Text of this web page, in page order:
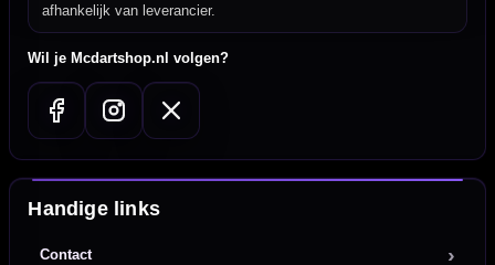
afhankelijk van leverancier.
Wil je Mcdartshop.nl volgen?
Handige links
Contact